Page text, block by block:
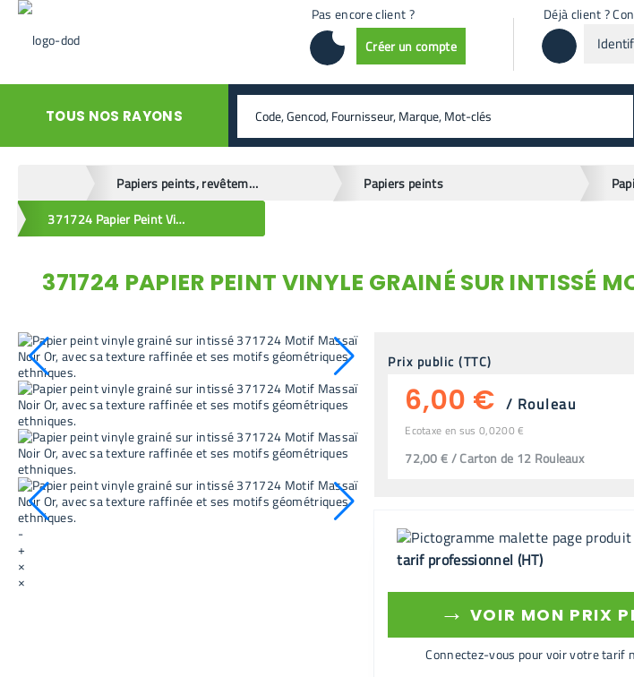
Pas encore client ?
Créer un compte
Déjà client ?
TOUS NOS RAYONS rechercher
Papiers peints, revêtements muraux Papiers peints
371724 Papier Peint Vinyle Grainé sur Intissé Motif Massaï Noir Or
retour en arrière
371724 PAPIER PEINT VINYLE GRAINÉ SUR INTISSÉ
-
+
×
×
Prix public (TTC)
6,00 € / Rouleau
Ecotaxe en sus 0,0200 €
72,00 € / Carton de 12 Rouleaux
tarif professionnel (HT)
→ VOIR MON PRIX
Connectez-vous pour voir votre tarif